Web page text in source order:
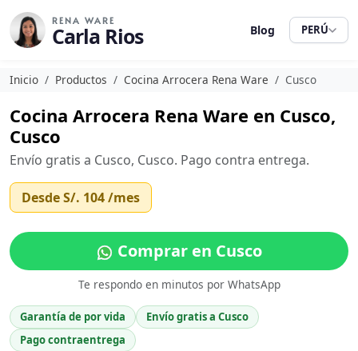
RENA WARE
Carla Rios Blog PERÚ
Inicio Productos Cocina Arrocera Rena Ware Cusco
Cocina Arrocera Rena Ware en Cusco,
Cusco
Envío gratis a Cusco, Cusco. Pago contra entrega.
DesdeS/. 104/mes
Comprar en Cusco
Te respondo en minutos por WhatsApp
Garantía de por vida
Envío gratis a Cusco
Pago contraentrega